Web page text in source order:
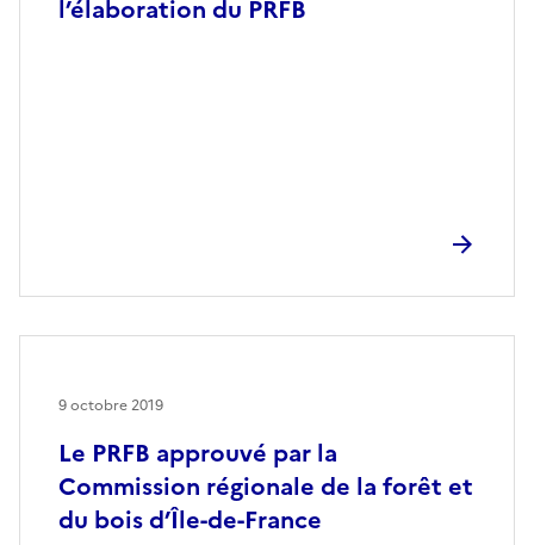
l’élaboration du PRFB
Le PRFB approuvé par la
Commission régionale de la forêt et
du bois d’Île-de-France
9 octobre 2019